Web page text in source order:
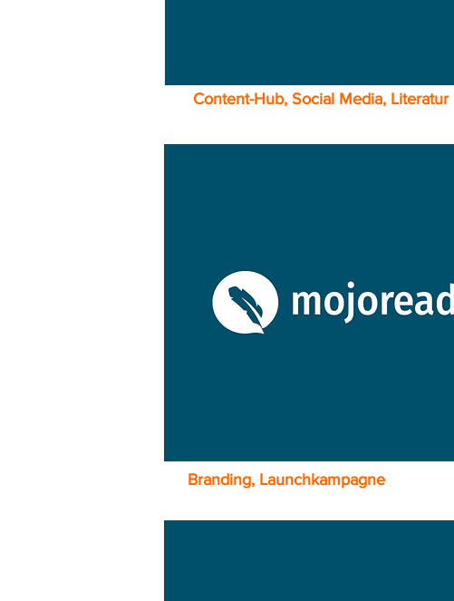
Content-Hub, Social Media, Literatur
Branding, Launchkampagne